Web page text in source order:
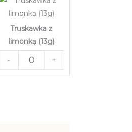
Truskawka z
limonką (13g)
- +